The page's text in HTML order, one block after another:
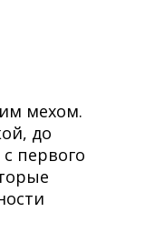
мехом.
до
первого